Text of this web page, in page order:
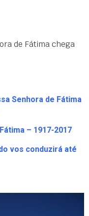
de Fátima chega
Senhora de Fátima
– 1917-2017
vos conduzirá até